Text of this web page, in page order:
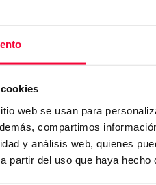
web se usan para
compartimos
y análisis web, quienes
partir del uso que haya hecho
¿No
con nosotros rellene el